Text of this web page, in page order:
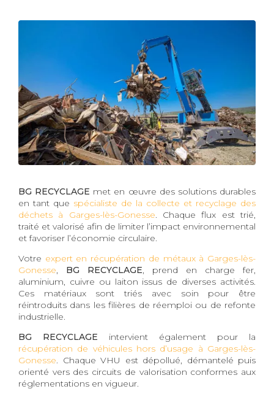
BG RECYCLAGE met en œuvre des solutions durables
en tant que spécialiste de la collecte et recyclage des
déchets à Garges-lès-Gonesse. Chaque flux est trié,
traité et valorisé afin de limiter l’impact environnemental
et favoriser l’économie circulaire.
Votre expert en récupération de métaux à Garges-lès-
Gonesse, BG RECYCLAGE, prend en charge fer,
aluminium, cuivre ou laiton issus de diverses activités.
Ces matériaux sont triés avec soin pour être
réintroduits dans les filières de réemploi ou de refonte
industrielle.
BG RECYCLAGE intervient également pour la
récupération de véhicules hors d’usage à Garges-lès-
Gonesse. Chaque VHU est dépollué, démantelé puis
orienté vers des circuits de valorisation conformes aux
réglementations en vigueur.